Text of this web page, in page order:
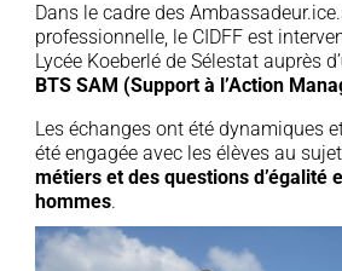
Dans le cadre des
professionnelle, le CIDFF est
Lycée Koeberlé de Sélestat auprès d’
BTS SAM (Support à l’Action
Les échanges ont été dynamiques
été engagée avec les élèves au
métiers et des questions d’égalité
hommes.